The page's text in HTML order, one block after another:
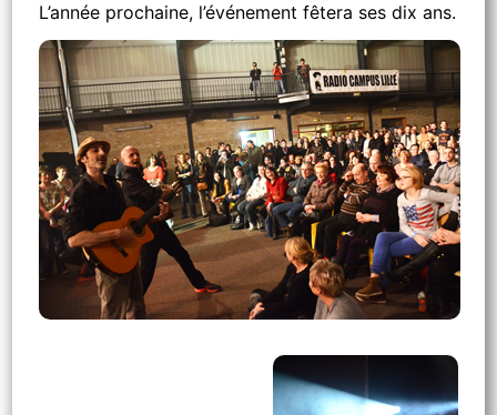
L’année prochaine, l’événement fêtera ses dix ans.